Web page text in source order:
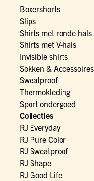
Boxershorts
Slips
Shirts met ronde hals
Shirts met V-hals
Invisible shirts
Sokken & Accessoires
Sweatproof
Thermokleding
Sport ondergoed
Collecties
RJ Everyday
RJ Pure Color
RJ Sweatproof
RJ Shape
RJ Good Life